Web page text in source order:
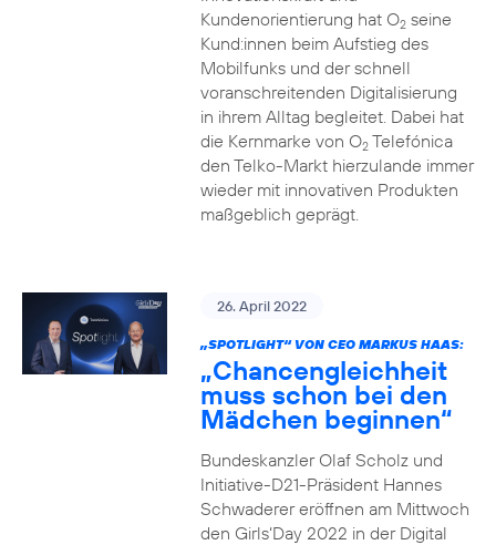
Kundenorientierung hat O2seine
Kund:innen beim Aufstieg des
Mobilfunks und der schnell
voranschreitenden Digitalisierung
in ihrem Alltag begleitet. Dabei hat
die Kernmarke von O2Telefónica
den Telko-Markt hierzulande immer
wieder mit innovativen Produkten
maßgeblich geprägt.
26. April 2022
„SPOTLIGHT“ VON CEO MARKUS HAAS:
„Chancengleichheit
muss schon bei den
Mädchen beginnen“
Bundeskanzler Olaf Scholz und
Initiative-D21-Präsident Hannes
Schwaderer eröffnen am Mittwoch
den Girls‘Day 2022 in der Digital